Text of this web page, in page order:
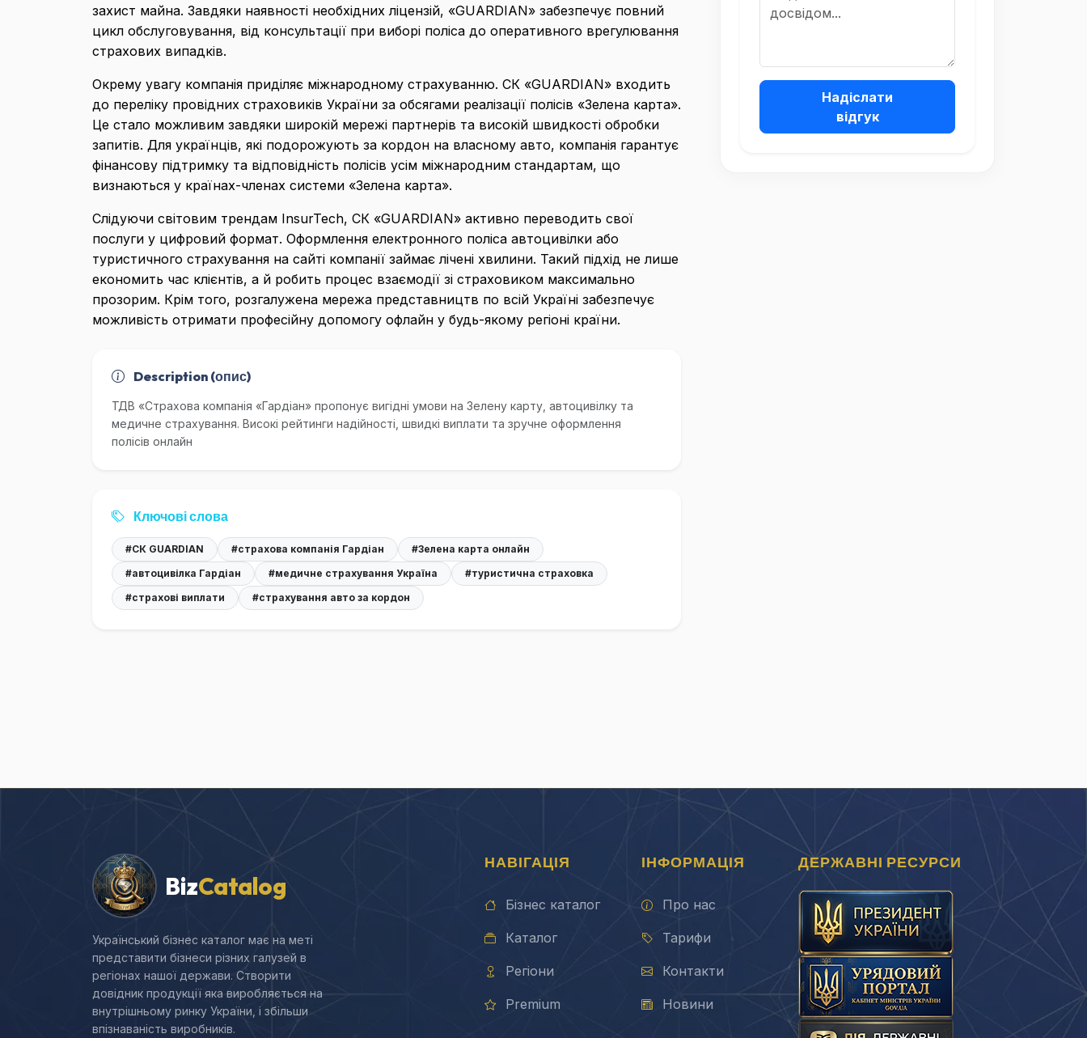
захист майна. Завдяки наявності необхідних ліцензій, «GUARDIAN» забезпечує повний
цикл обслуговування, від консультації при виборі поліса до оперативного врегулювання
страхових випадків.
Окрему увагу компанія приділяє міжнародному страхуванню. СК «GUARDIAN» входить
до переліку провідних страховиків України за обсягами реалізації полісів «Зелена карта».
Це стало можливим завдяки широкій мережі партнерів та високій швидкості обробки
запитів. Для українців, які подорожують за кордон на власному авто, компанія гарантує
фінансову підтримку та відповідність полісів усім міжнародним стандартам, що
визнаються у країнах-членах системи «Зелена карта».
Слідуючи світовим трендам InsurTech, СК «GUARDIAN» активно переводить свої
послуги у цифровий формат. Оформлення електронного поліса автоцивілки або
туристичного страхування на сайті компанії займає лічені хвилини. Такий підхід не лише
економить час клієнтів, а й робить процес взаємодії зі страховиком максимально
прозорим. Крім того, розгалужена мережа представництв по всій Україні забезпечує
можливість отримати професійну допомогу офлайн у будь-якому регіоні країни.
Description (опис)
ТДВ «Страхова компанія «Гардіан» пропонує вигідні умови на Зелену карту, автоцивілку та
медичне страхування. Високі рейтинги надійності, швидкі виплати та зручне оформлення
полісів онлайн
Ключові слова
#СК GUARDIAN #страхова компанія Гардіан
#Зелена карта онлайн
#автоцивілка Гардіан
#медичне страхування Україна
#туристична страховка
#страхові виплати
#страхування авто за кордон
Надіслати
відгук
BizCatalog
Український бізнес каталог має на меті
представити бізнеси різних галузей в
регіонах нашої держави. Створити
довідник продукції яка виробляється на
внутрішньому ринку України, і збільши
впізнаваність виробників.
НАВІГАЦІЯ
Бізнес каталог
Каталог
Регіони
Premium
ІНФОРМАЦІЯ
Про нас
Тарифи
Контакти
Новини
ДЕРЖАВНІ РЕСУРСИ